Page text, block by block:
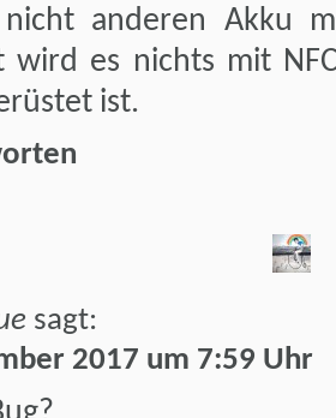
nicht anderen Akku
wird es nichts mit
ist.
sagt:
2017 um 7:59 Uhr